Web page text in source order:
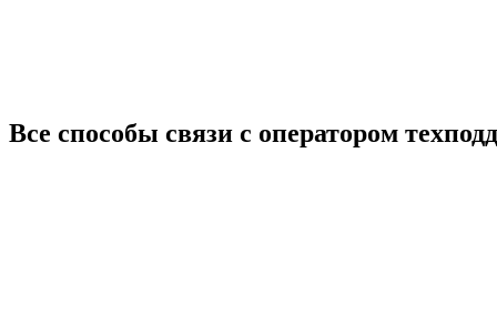
Все способы связи с оператором